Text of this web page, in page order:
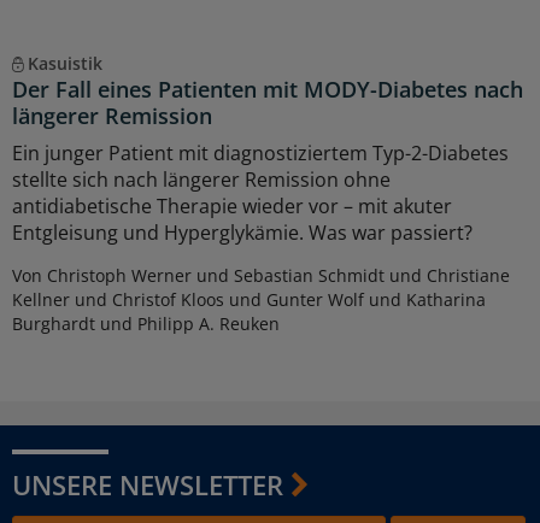
Kasuistik
Der Fall eines Patienten mit MODY-Diabetes nach
längerer Remission
Ein junger Patient mit diagnostiziertem Typ-2-Diabetes
stellte sich nach längerer Remission ohne
antidiabetische Therapie wieder vor – mit akuter
Entgleisung und Hyperglykämie. Was war passiert?
Von Christoph Werner und Sebastian Schmidt und Christiane
Kellner und Christof Kloos und Gunter Wolf und Katharina
Burghardt und Philipp A. Reuken
UNSERE NEWSLETTER